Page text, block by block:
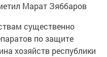
Марат Зяббаров
существенно
по защите
хозяйств республики